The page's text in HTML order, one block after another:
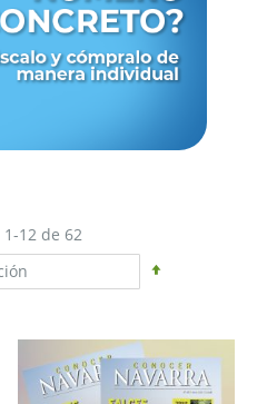
1-12 de 62